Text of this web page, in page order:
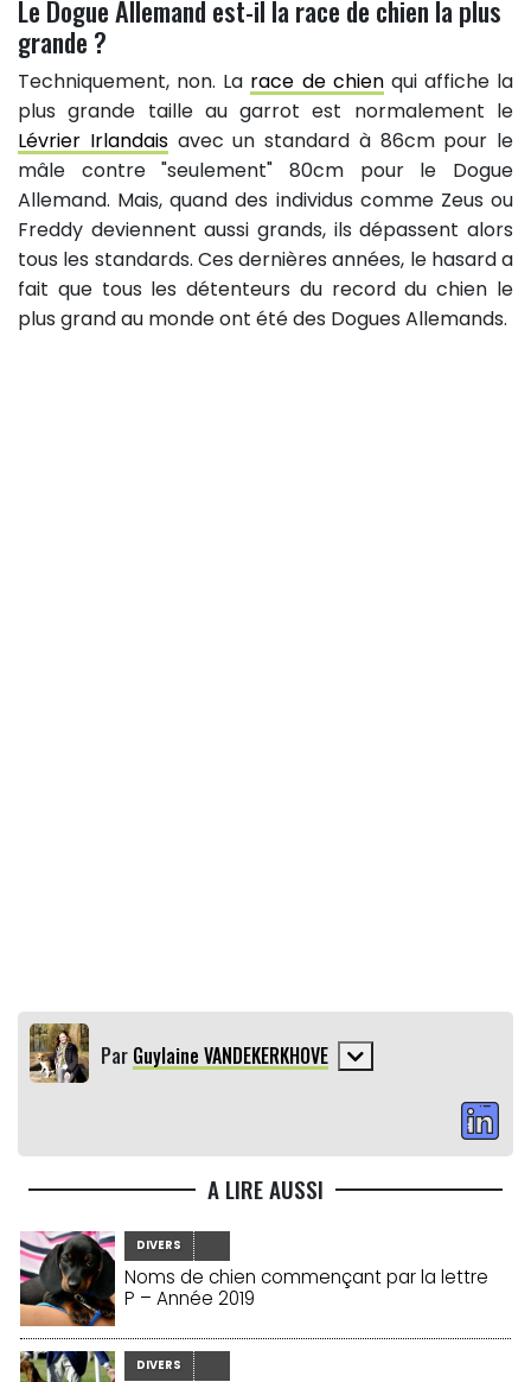
Le Dogue Allemand est-il la race de chien la plus
grande ?
Techniquement, non. La race de chienqui affiche la
plus grande taille au garrot est normalement le
Lévrier Irlandaisavec un standard à 86cm pour le
mâle contre "seulement" 80cm pour le Dogue
Allemand. Mais, quand des individus comme Zeus ou
Freddy deviennent aussi grands, ils dépassent alors
tous les standards. Ces dernières années, le hasard a
fait que tous les détenteurs du record du chien le
plus grand au monde ont été des Dogues Allemands.
Par Guylaine VANDEKERKHOVE
A LIRE AUSSI
DIVERS
Noms de chien commençant par la lettre
P – Année 2019
DIVERS